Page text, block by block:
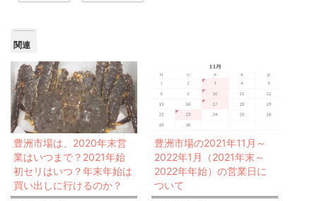
関連
豊洲市場は、2020年末営
業はいつまで？2021年始
初セリはいつ？年末年始は
買い出しに行けるのか？
豊洲市場の2021年11月～
2022年1月（2021年末～
2022年年始）の営業日に
ついて